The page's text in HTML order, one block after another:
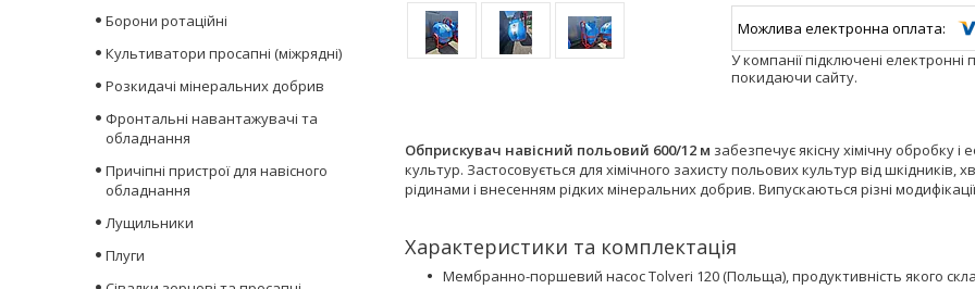
У компанії підключені
покидаючи сайту.
Обприскувач навісний польовий 600/12 м забезпечує якісну хімічну обробку
культур. Застосовується для хімічного захисту польових культур від
рідинами і внесенням рідких мінеральних добрив. Випускаються різні
Характеристики та комплектація
Мембранно-поршевий насос Tolveri 120 (Польща), продуктивність якого
Борони ротаційні
Культиватори просапні (міжрядні)
Розкидачі мінеральних добрив
Фронтальні навантажувачі та
обладнання
Причіпні пристрої для навісного
обладнання
Лущильники
Плуги